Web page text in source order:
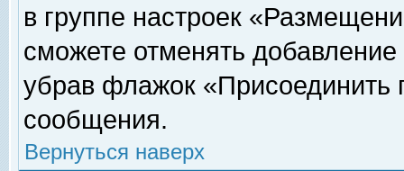
в группе настроек
сможете отменять
убрав флажок «Присоединить
сообщения.
Вернуться наверх